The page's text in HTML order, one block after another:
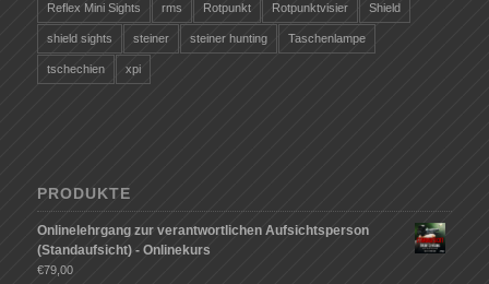
Reflex Mini Sights rms Rotpunkt Rotpunktvisier Shield
shield sights steiner steiner hunting Taschenlampe
tschechien xpi
PRODUKTE
Onlinelehrgang zur verantwortlichen Aufsichtsperson
(Standaufsicht) - Onlinekurs
€79,00